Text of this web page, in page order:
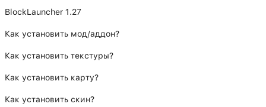
BlockLauncher 1.27
Как установить мод/аддон?
Как установить текстуры?
Как установить карту?
Как установить скин?